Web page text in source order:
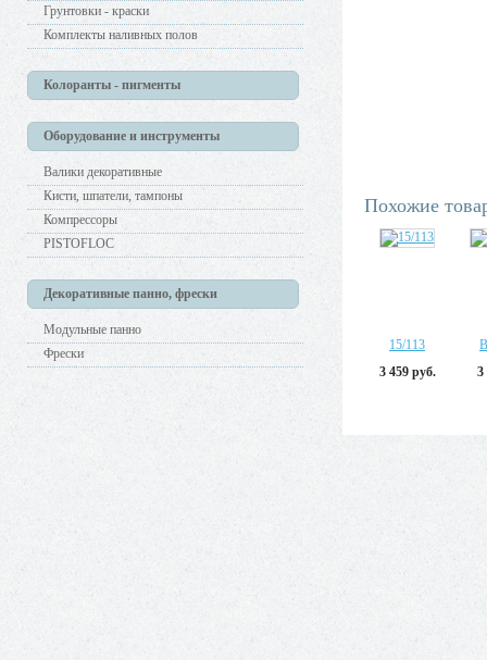
Грунтовки - краски
Комплекты наливных полов
Колоранты - пигменты
Оборудование и инструменты
Валики декоративные
Кисти, шпатели, тампоны
Компрессоры
PISTOFLOC
Декоративные панно, фрески
Модульные панно
Фрески
Похожие
15/113
3 459 руб.
3